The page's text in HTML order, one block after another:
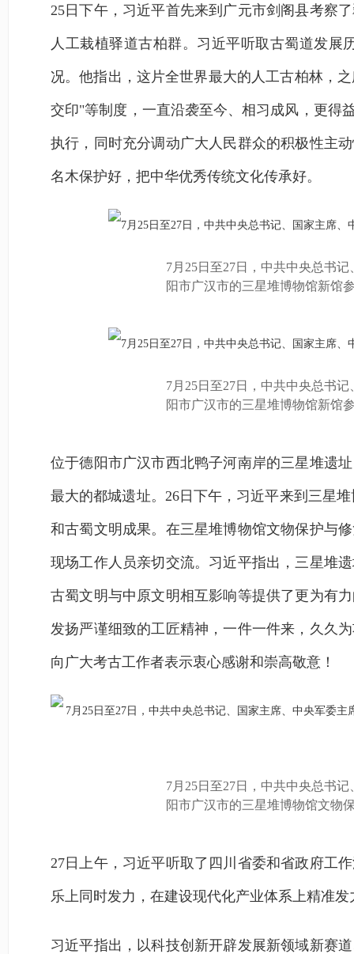
25日下午，习近平首先来到广元市剑阁县考察
人工栽植驿道古柏群。习近平听取古蜀道发
况。他指出，这片全世界最大的人工古柏林，
交印"等制度，一直沿袭至今、相习成风，更得
执行，同时充分调动广大人民群众的积极性主
名木保护好，把中华优秀传统文化传承好。
7月25日至27日，中共中央总书
阳市广汉市的三星堆博物馆新馆
7月25日至27日，中共中央总书
阳市广汉市的三星堆博物馆新馆
位于德阳市广汉市西北鸭子河南岸的三星堆遗
最大的都城遗址。26日下午，习近平来到三星
和古蜀文明成果。在三星堆博物馆文物保护与
现场工作人员亲切交流。习近平指出，三星堆
古蜀文明与中原文明相互影响等提供了更为有
发扬严谨细致的工匠精神，一件一件来，久久
向广大考古工作者表示衷心感谢和崇高敬意！
7月25日至27日，中共中央总书
阳市广汉市的三星堆博物馆文物
27日上午，习近平听取了四川省委和省政府工
乐上同时发力，在建设现代化产业体系上精准
习近平指出，以科技创新开辟发展新领域新赛